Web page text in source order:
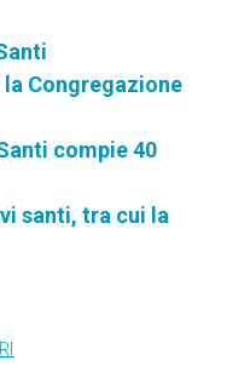
Congregazione
compie 40
santi, tra cui la